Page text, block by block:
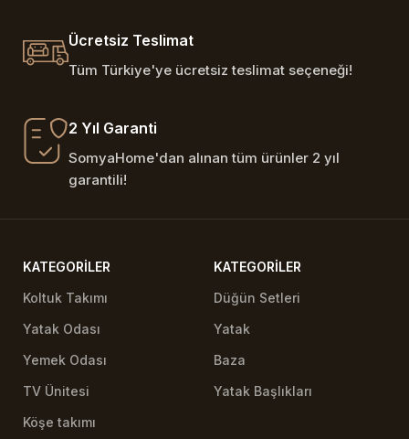
Ücretsiz Teslimat
Tüm Türkiye'ye ücretsiz teslimat seçeneği!
2 Yıl Garanti
SomyaHome'dan alınan tüm ürünler 2 yıl
garantili!
KATEGORILER
Koltuk Takımı
Yatak Odası
Yemek Odası
TV Ünitesi
Köşe takımı
KATEGORILER
Düğün Setleri
Yatak
Baza
Yatak Başlıkları